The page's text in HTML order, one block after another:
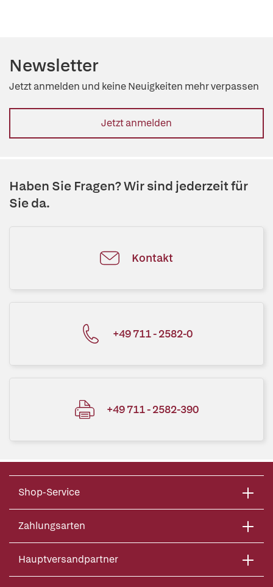
Newsletter
Jetzt anmelden und keine Neuigkeiten mehr verpassen
Jetzt anmelden
Haben Sie Fragen? Wir sind jederzeit für
Sie da.
Kontakt
+49 711 - 2582-0
+49 711 - 2582-390
Shop-Service
Zahlungsarten
Hauptversandpartner